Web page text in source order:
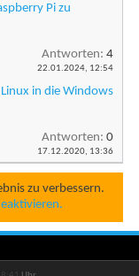
Pi zu
Antworten: 4
22.01.2024, 12:54
in die Windows
Antworten: 0
17.12.2020, 13:36
zu verbessern.